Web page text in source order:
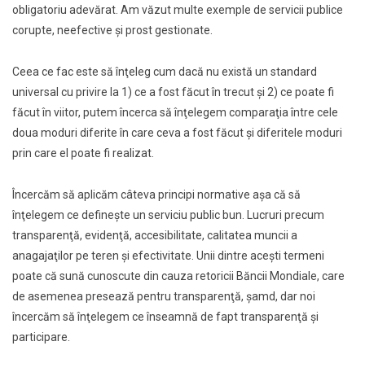
obligatoriu adevărat. Am văzut multe exemple de servicii publice
corupte, neefective şi prost gestionate.
Ceea ce fac este să înţeleg cum dacă nu există un standard
universal cu privire la 1) ce a fost făcut în trecut şi 2) ce poate fi
făcut în viitor, putem încerca să înţelegem comparaţia între cele
doua moduri diferite în care ceva a fost făcut şi diferitele moduri
prin care el poate fi realizat.
Încercăm să aplicăm câteva principi normative aşa că să
înţelegem ce defineşte un serviciu public bun. Lucruri precum
transparenţă, evidenţă, accesibilitate, calitatea muncii a
anagajaţilor pe teren şi efectivitate. Unii dintre aceşti termeni
poate că sună cunoscute din cauza retoricii Băncii Mondiale, care
de asemenea presează pentru transparenţă, şamd, dar noi
încercăm să înţelegem ce înseamnă de fapt transparenţă şi
participare.